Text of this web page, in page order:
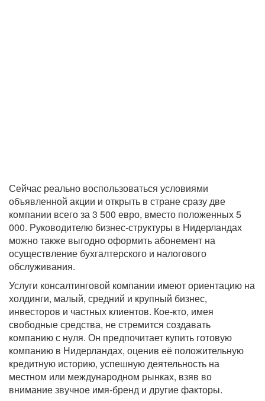
Сейчас реально воспользоваться условиями
объявленной акции и открыть в стране сразу две
компании всего за 3 500 евро, вместо положенных 5
000. Руководителю бизнес-структуры в Нидерландах
можно также выгодно оформить абонемент на
осуществление бухгалтерского и налогового
обслуживания.
Услуги консалтинговой компании имеют ориентацию на
холдинги, малый, средний и крупный бизнес,
инвесторов и частных клиентов. Кое-кто, имея
свободные средства, не стремится создавать
компанию с нуля. Он предпочитает купить готовую
компанию в Нидерландах, оценив её положительную
кредитную историю, успешную деятельность на
местном или международном рынках, взяв во
внимание звучное имя-бренд и другие факторы.